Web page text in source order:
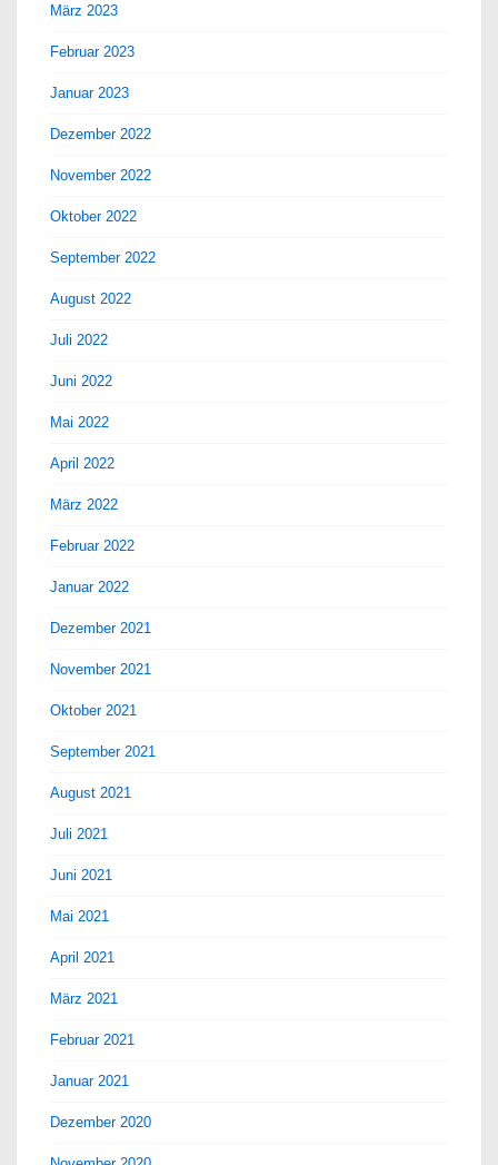
März 2023
Februar 2023
Januar 2023
Dezember 2022
November 2022
Oktober 2022
September 2022
August 2022
Juli 2022
Juni 2022
Mai 2022
April 2022
März 2022
Februar 2022
Januar 2022
Dezember 2021
November 2021
Oktober 2021
September 2021
August 2021
Juli 2021
Juni 2021
Mai 2021
April 2021
März 2021
Februar 2021
Januar 2021
Dezember 2020